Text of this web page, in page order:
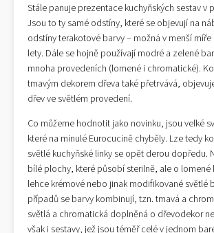
Stále panuje prezentace kuchyňských sestav v
Jsou to ty samé odstíny, které se objevují na
odstíny terakotové barvy – možná v menší
lety. Dále se hojně používají modré a zelené
mnoha provedeních (lomené i chromatické).
tmavým dekorem dřeva také přetrvává,
dřev ve světlém provedení.
Co můžeme hodnotit jako novinku, jsou velké
které na minulé Eurocucině chyběly. Lze tedy
světlé kuchyňské linky se opět derou dopředu.
bílé plochy, které působí sterilně, ale o lomené
lehce krémové nebo jinak modifikované světlé
případů se barvy kombinují, tzn. tmavá a
světlá a chromatická doplněná o dřevodekor
však i sestavy, jež jsou téměř celé v jednom